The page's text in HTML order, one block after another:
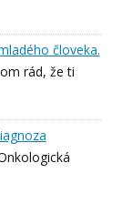
človeka.
rád, že ti